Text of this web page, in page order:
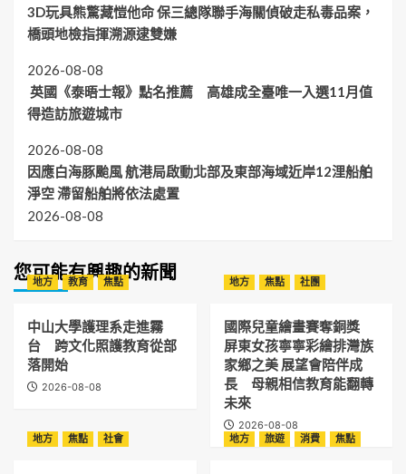
3D玩具熊驚藏愷他命 保三總隊聯手海關偵破走私毒品案，
橋頭地檢指揮溯源逮雙嫌
2026-08-08
英國《泰晤士報》點名推薦 高雄成全臺唯一入選11月值
得造訪旅遊城市
2026-08-08
因應白海豚颱風 航港局啟動北部及東部海域近岸12浬船舶
淨空 滯留船舶將依法處置
2026-08-08
您可能有興趣的新聞
地方 教育 焦點
中山大學護理系走進霧
台 跨文化照護教育從部
落開始
2026-08-08
地方 焦點 社團
國際兒童繪畫賽奪銅獎
屏東女孩寧寧彩繪排灣族
家鄉之美 展望會陪伴成
長 母親相信教育能翻轉
未來
2026-08-08
地方
焦點 社會 地方 旅遊 消費 焦點